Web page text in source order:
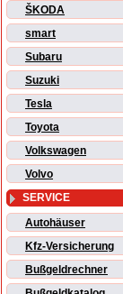
ŠKODA
smart
Subaru
Suzuki
Tesla
Toyota
Volkswagen
Volvo
SERVICE
Autohäuser
Kfz-Versicherung
Bußgeldrechner